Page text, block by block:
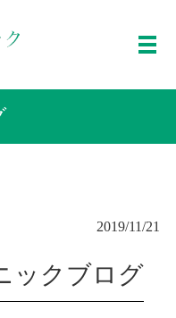
メ
2019/11/21
ックブログ